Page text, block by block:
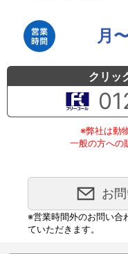
月
クリッ
※弊社は動
一般の方への
お
※営業時間外のお問い合
ていただきます。